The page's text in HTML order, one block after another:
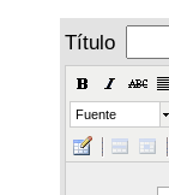
Título
Fuente